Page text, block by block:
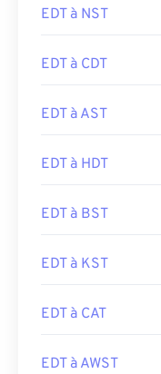
EDT à NST
EDT à CDT
EDT à AST
EDT à HDT
EDT à BST
EDT à KST
EDT à CAT
EDT à AWST